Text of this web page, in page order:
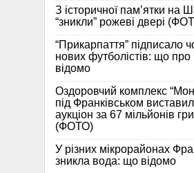
З історичної памʼятки на
“зникли” рожеві двері
“Прикарпаття” підписало
нових футболістів: що про
відомо
Оздоровчий комплекс
під Франківськом
аукціон за 67 мільйонів
(ФОТО)
У різних мікрорайонах
зникла вода: що відомо